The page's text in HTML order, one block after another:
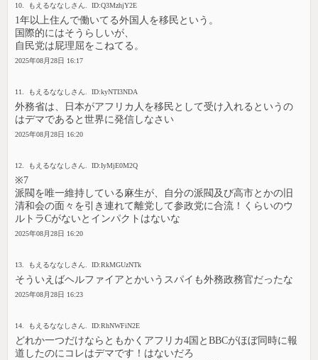
10. もえるななしさん. ID:Q3MzhjY2E
1年以上住んで働いてる外国人を移民という。
国際的にはそうらしいが、
自民党は屁理屈をこねてる。
2025年08月28日 16:17
11. もえるななしさん. ID:kyNTI3NDA
外務省は、日本がアフリカ人を移民として受け入れるというの
はデマであると世界に発信しなさい
2025年08月28日 16:20
12. もえるななしさん. ID:IyMjE0M2Q
※7
派閥を唯一維持している麻生が、自分の派閥及び高市とかの旧
清和会の面々を引き連れて離党して参政党に合流！くらいのウ
ルトラCがないとインパクトはないな
2025年08月28日 16:20
13. もえるななしさん. ID:RkMGUzNTk
そういえばヘルファイアとかいうスパイも外務政務官だったな
2025年08月28日 16:23
14. もえるななしさん. ID:RhNWFiN2E
どれか一つだけならともかくアフリカ4国とBBCがほぼ同時に報
道したのにコレはデマです！はないだろ